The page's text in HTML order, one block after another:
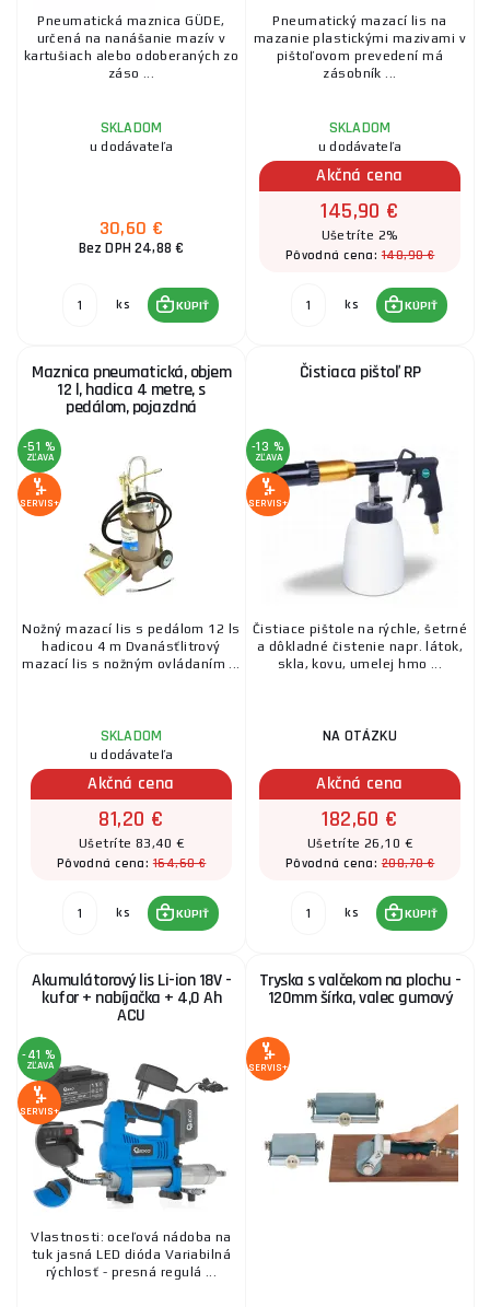
Pneumatická maznica GÜDE,
určená na nanášanie mazív v
kartušiach alebo odoberaných zo
záso ...
SKLADOM
u dodávateľa
30,60 €
Bez DPH 24,88 €
ks KÚPIŤ
Pneumatický mazací lis na
mazanie plastickými mazivami v
pištoľovom prevedení má
zásobník ...
SKLADOM
u dodávateľa
Akčná cena
145,90 €
Ušetríte 2%
Pôvodná cena:148,90 €
ks KÚPIŤ
Maznica pneumatická, objem
12 l, hadica 4 metre, s
pedálom, pojazdná
-51 %
ZĽAVA
SERVIS+
Nožný mazací lis s pedálom 12 ls
hadicou 4 m Dvanásťlitrový
mazací lis s nožným ovládaním ...
SKLADOM
u dodávateľa
Akčná cena
81,20 €
Ušetríte 83,40 €
Pôvodná cena:164,60 €
ks KÚPIŤ
Čistiaca pištoľ RP
-13 %
ZĽAVA
SERVIS+
Čistiace pištole na rýchle, šetrné
a dôkladné čistenie napr. látok,
skla, kovu, umelej hmo ...
NA OTÁZKU
Akčná cena
182,60 €
Ušetríte 26,10 €
Pôvodná cena:208,70 €
ks KÚPIŤ
Akumulátorový lis Li-ion 18V -
kufor + nabíjačka + 4,0 Ah
ACU
-41 %
ZĽAVA
SERVIS+
Vlastnosti: oceľová nádoba na
tuk jasná LED dióda Variabilná
rýchlosť - presná regulá ...
Tryska s valčekom na plochu -
120mm šírka, valec gumový
SERVIS+